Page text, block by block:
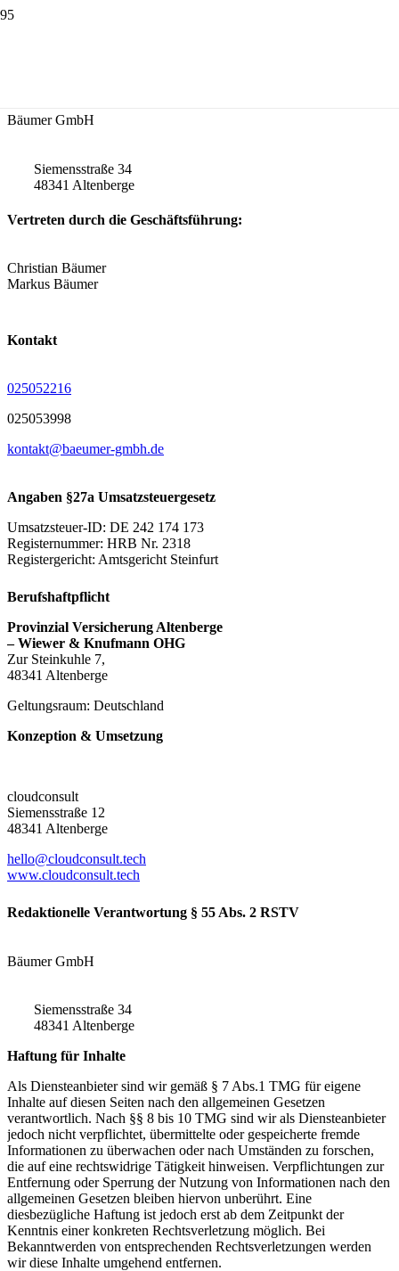
Bäumer GmbH
Siemensstraße 34
48341 Altenberge
Vertreten durch die Geschäftsführung:
Christian Bäumer
Markus Bäumer
Kontakt
025052216
025053998
kontakt@baeumer-gmbh.de
Angaben §27a Umsatzsteuergesetz
Umsatzsteuer-ID: DE 242 174 173
Registernummer: HRB Nr. 2318
Registergericht: Amtsgericht Steinfurt
Berufshaftpflicht
Provinzial Versicherung Altenberge
– Wiewer & Knufmann OHG
Zur Steinkuhle 7,
48341 Altenberge
Geltungsraum: Deutschland
Konzeption & Umsetzung
cloudconsult
Siemensstraße 12
48341 Altenberge
hello@cloudconsult.tech
www.cloudconsult.tech
Redaktionelle Verantwortung § 55 Abs. 2 RSTV
Bäumer GmbH
Siemensstraße 34
48341 Altenberge
Haftung für Inhalte
Als Diensteanbieter sind wir gemäß § 7 Abs.1 TMG für eigene
Inhalte auf diesen Seiten nach den allgemeinen Gesetzen
verantwortlich. Nach §§ 8 bis 10 TMG sind wir als Diensteanbieter
jedoch nicht verpflichtet, übermittelte oder gespeicherte fremde
Informationen zu überwachen oder nach Umständen zu forschen,
die auf eine rechtswidrige Tätigkeit hinweisen. Verpflichtungen zur
Entfernung oder Sperrung der Nutzung von Informationen nach den
allgemeinen Gesetzen bleiben hiervon unberührt. Eine
diesbezügliche Haftung ist jedoch erst ab dem Zeitpunkt der
Kenntnis einer konkreten Rechtsverletzung möglich. Bei
Bekanntwerden von entsprechenden Rechtsverletzungen werden
wir diese Inhalte umgehend entfernen.